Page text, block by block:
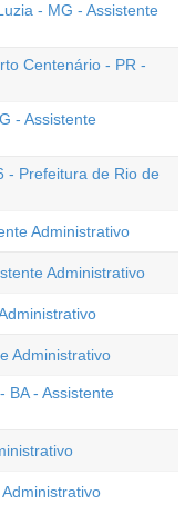
- MG - Assistente
Centenário - PR -
- Assistente
- Prefeitura de Rio de
Administrativo
Administrativo
Administrativo
BA - Assistente